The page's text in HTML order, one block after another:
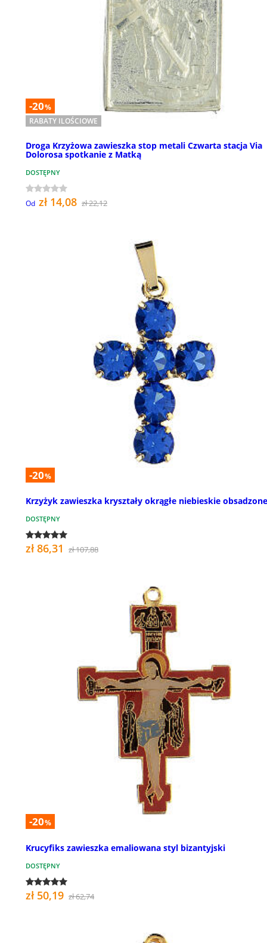
-20%
RABATY ILOŚCIOWE
Droga Krzyżowa zawieszka stop metali Czwarta stacja Via
Dolorosa spotkanie z Matką
DOSTĘPNY
Od zł 14,08 zł 22,12
-20%
Krzyżyk zawieszka kryształy okrągłe niebieskie obsadzone
DOSTĘPNY
zł 86,31 zł 107,88
-20%
Krucyfiks zawieszka emaliowana styl bizantyjski
DOSTĘPNY
zł 50,19 zł 62,74